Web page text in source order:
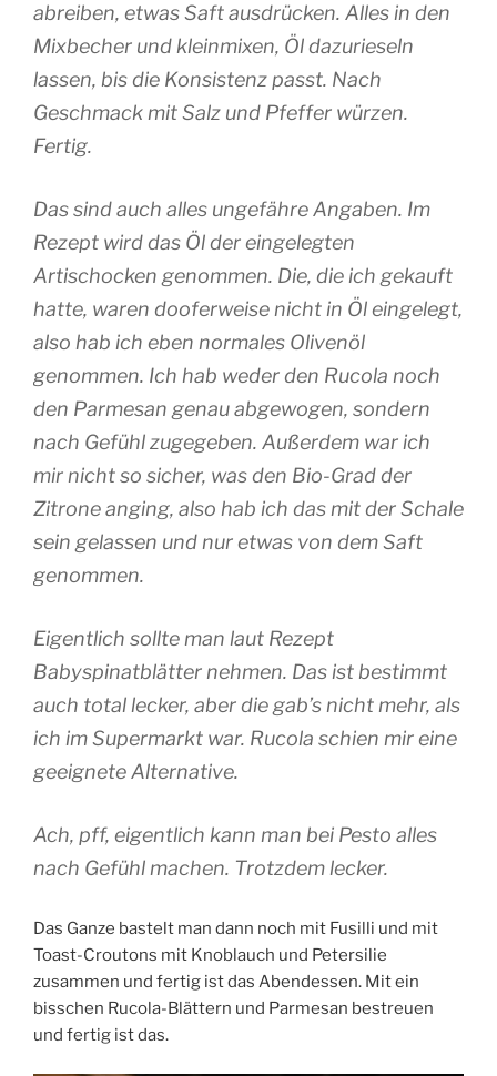
abreiben, etwas Saft ausdrücken. Alles in den
Mixbecher und kleinmixen, Öl dazurieseln
lassen, bis die Konsistenz passt. Nach
Geschmack mit Salz und Pfeffer würzen.
Fertig.
Das sind auch alles ungefähre Angaben. Im
Rezept wird das Öl der eingelegten
Artischocken genommen. Die, die ich gekauft
hatte, waren dooferweise nicht in Öl eingelegt,
also hab ich eben normales Olivenöl
genommen. Ich hab weder den Rucola noch
den Parmesan genau abgewogen, sondern
nach Gefühl zugegeben. Außerdem war ich
mir nicht so sicher, was den Bio-Grad der
Zitrone anging, also hab ich das mit der Schale
sein gelassen und nur etwas von dem Saft
genommen.
Eigentlich sollte man laut Rezept
Babyspinatblätter nehmen. Das ist bestimmt
auch total lecker, aber die gab’s nicht mehr, als
ich im Supermarkt war. Rucola schien mir eine
geeignete Alternative.
Ach, pff, eigentlich kann man bei Pesto alles
nach Gefühl machen. Trotzdem lecker.
Das Ganze bastelt man dann noch mit Fusilli und mit
Toast-Croutons mit Knoblauch und Petersilie
zusammen und fertig ist das Abendessen. Mit ein
bisschen Rucola-Blättern und Parmesan bestreuen
und fertig ist das.